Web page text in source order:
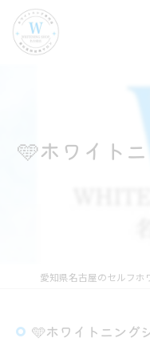
🩵ホワイト
🩵ホワイトニング